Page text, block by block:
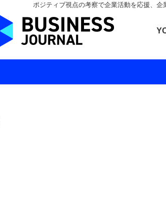
ポジティブ視点の考察で企業活動を応援、